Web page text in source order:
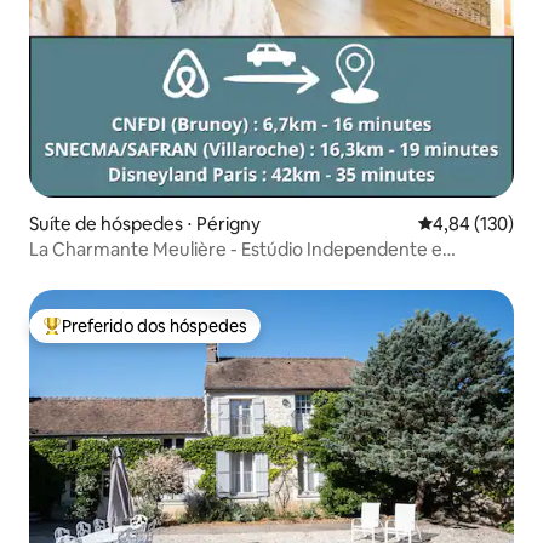
Suíte de hóspedes ⋅ Périgny 4,84 de uma
4,84 (130)
La Charmante Meulière - Estúdio Independente e
Entre os melhores preferidos dos hóspedes
Preferido dos hóspedes